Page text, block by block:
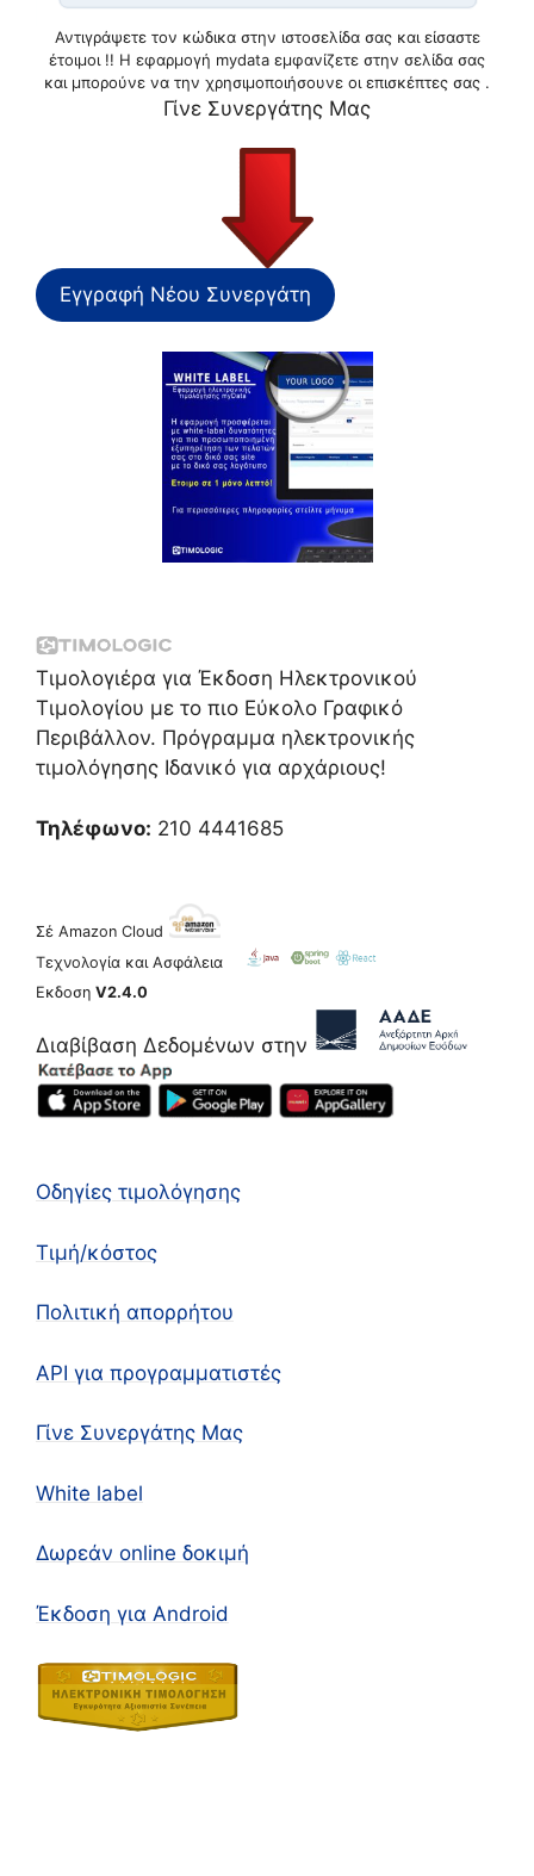
Αντιγράψετε τον κώδικα στην ιστοσελίδα σας και είσαστε
έτοιμοι !! Η εφαρμογή mydata εμφανίζετε στην σελίδα σας
και μπορούνε να την χρησιμοποιήσουνε οι επισκέπτες σας .
Γίνε Συνεργάτης Μας
Εγγραφή Νέου Συνεργάτη
Τιμολογιέρα για Έκδοση Ηλεκτρονικού
Τιμολογίου με το πιο Εύκολο Γραφικό
Περιβάλλον. Πρόγραμμα ηλεκτρονικής
τιμολόγησης Ιδανικό για αρχάριους!
Τηλέφωνο: 210 4441685
Σέ Amazon Cloud
Τεχνολογία και Ασφάλεια
Εκδοση V2.4.0
Διαβίβαση Δεδομένων στην
Οδηγίες τιμολόγησης
Τιμή/κόστος
Πολιτική απορρήτου
API για προγραμματιστές
Γίνε Συνεργάτης Μας
White label
Δωρεάν online δοκιμή
Έκδοση για Android